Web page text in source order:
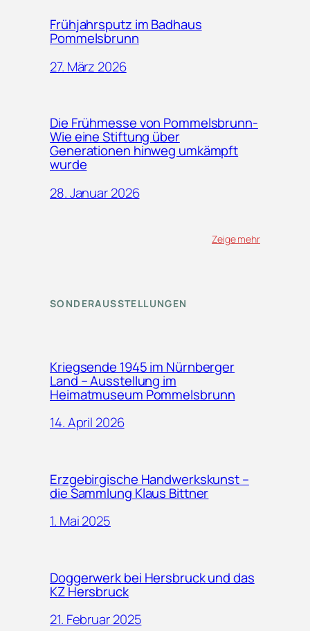
Frühjahrsputz im Badhaus
Pommelsbrunn
27. März 2026
Die Frühmesse von Pommelsbrunn-
Wie eine Stiftung über
Generationen hinweg umkämpft
wurde
28. Januar 2026
Zeige mehr
SONDERAUSSTELLUNGEN
Kriegsende 1945 im Nürnberger
Land – Ausstellung im
Heimatmuseum Pommelsbrunn
14. April 2026
Erzgebirgische Handwerkskunst –
die Sammlung Klaus Bittner
1. Mai 2025
Doggerwerk bei Hersbruck und das
KZ Hersbruck
21. Februar 2025